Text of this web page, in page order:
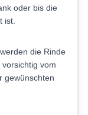
oder bis die
ist.
die Rinde
vom
gewünschten